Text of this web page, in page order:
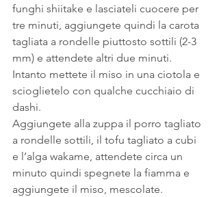
funghi shiitake e lasciateli cuocere per
tre minuti, aggiungete quindi la carota
tagliata a rondelle piuttosto sottili (2-3
mm) e attendete altri due minuti.
Intanto mettete il miso in una ciotola e
scioglietelo con qualche cucchiaio di
dashi.
Aggiungete alla zuppa il porro tagliato
a rondelle sottili, il tofu tagliato a cubi
e l’alga wakame, attendete circa un
minuto quindi spegnete la fiamma e
aggiungete il miso, mescolate.